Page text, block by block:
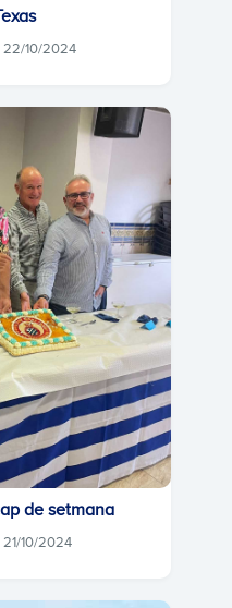
22/10/2024
de setmana
21/10/2024